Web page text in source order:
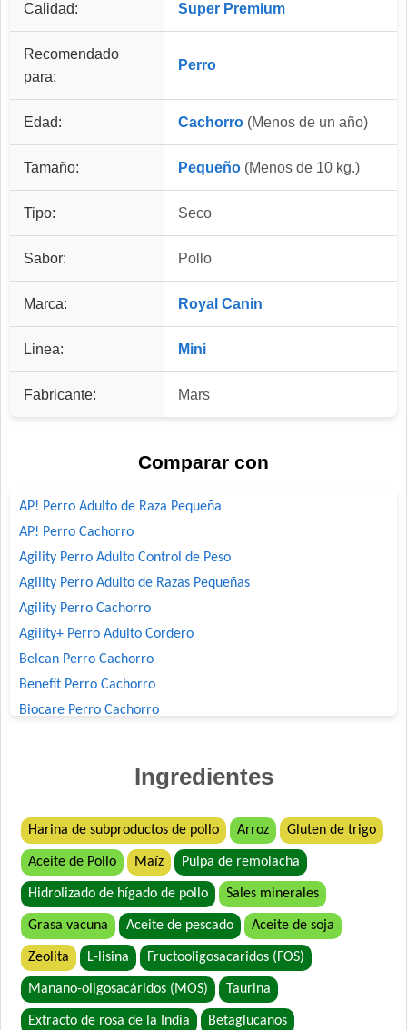
Calidad: Super Premium
Recomendado
para:
Perro
Edad: Cachorro (Menos de un año)
Tamaño: Pequeño (Menos de 10 kg.)
Tipo: Seco
Sabor: Pollo
Marca: Royal Canin
Linea: Mini
Fabricante: Mars
Comparar con
AP! Perro Adulto de Raza Pequeña
AP! Perro Cachorro
Agility Perro Adulto Control de Peso
Agility Perro Adulto de Razas Pequeñas
Agility Perro Cachorro
Agility+ Perro Adulto Cordero
Belcan Perro Cachorro
Benefit Perro Cachorro
Biocare Perro Cachorro
Cari Amici Perro Adulto de Raza Pequeña Sabor Carne, Pollo y
Cari Amici Perro Cachorro Carne y Leche
Company Perro Cachorro
Crianza Perro Cachorro
Deleita Cachorros
Deleita Perro Adulto de Raza Pequeña
Deleita Super Premium Perro Adulto Mordida Pequeña
Deleita Super Premium Perro Cachorro
Dog Chow Perro Adulto Mini
Ingredientes
Harina de subproductos de pollo Arroz Gluten de trigo
Aceite de Pollo Maíz Pulpa de remolacha
Hidrolizado de hígado de pollo Sales minerales
Grasa vacuna Aceite de pescado Aceite de soja
Zeolita L-lisina Fructooligosacaridos (FOS)
Manano-oligosacáridos (MOS) Taurina
Extracto de rosa de la India Betaglucanos